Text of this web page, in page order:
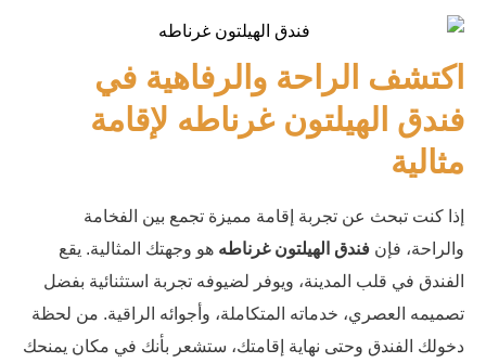
اكتشف الراحة والرفاهية في
فندق الهيلتون غرناطه لإقامة
مثالية
إذا كنت تبحث عن تجربة إقامة مميزة تجمع بين الفخامة
والراحة، فإن فندق الهيلتون غرناطه هو وجهتك المثالية. يقع
الفندق في قلب المدينة، ويوفر لضيوفه تجربة استثنائية بفضل
تصميمه العصري، خدماته المتكاملة، وأجوائه الراقية. من لحظة
دخولك الفندق وحتى نهاية إقامتك، ستشعر بأنك في مكان يمنحك